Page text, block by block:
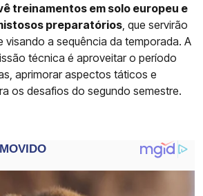
treinamentos em solo europeu e
preparatórios , que servirão
visando a sequência da temporada. A
técnica é aproveitar o período
aprimorar aspectos táticos e
os desafios do segundo semestre.